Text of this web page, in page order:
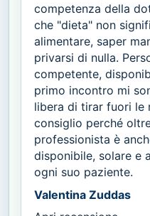
competenza della
che "dieta" non
alimentare, saper
privarsi di nulla.
competente,
primo incontro mi
libera di tirar fuori le
consiglio perché
professionista è
disponibile, solare e
ogni suo paziente.
Valentina Zuddas